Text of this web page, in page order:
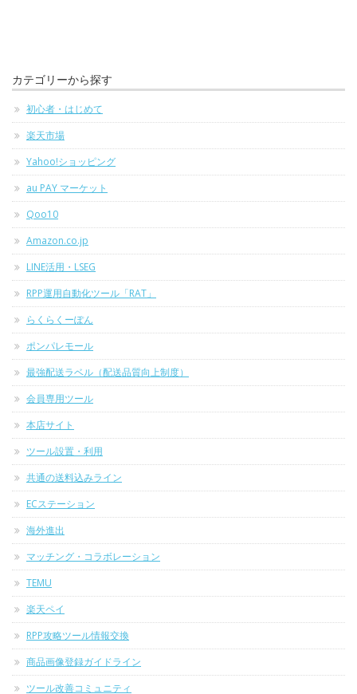
カテゴリーから探す
初心者・はじめて
楽天市場
Yahoo!ショッピング
au PAY マーケット
Qoo10
Amazon.co.jp
LINE活用・LSEG
RPP運用自動化ツール「RAT」
らくらくーぽん
ポンパレモール
最強配送ラベル（配送品質向上制度）
会員専用ツール
本店サイト
ツール設置・利用
共通の送料込みライン
ECステーション
海外進出
マッチング・コラボレーション
TEMU
楽天ペイ
RPP攻略ツール情報交換
商品画像登録ガイドライン
ツール改善コミュニティ